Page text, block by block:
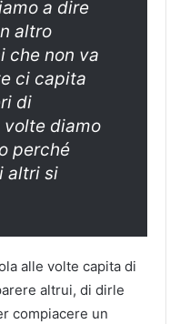
a dire
altro
che non va
ci capita
di
volte diamo
perché
altri si
alle volte capita di
altrui, di dirle
compiacere un